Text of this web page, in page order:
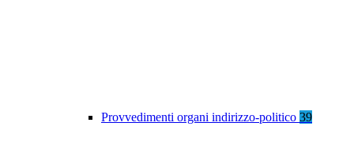
Provvedimenti organi indirizzo-politico 39